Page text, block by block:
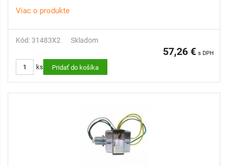
Viac o produkte
Kód: 31483X2 Skladom
57,26 € s DPH
ks Pridať do košíka